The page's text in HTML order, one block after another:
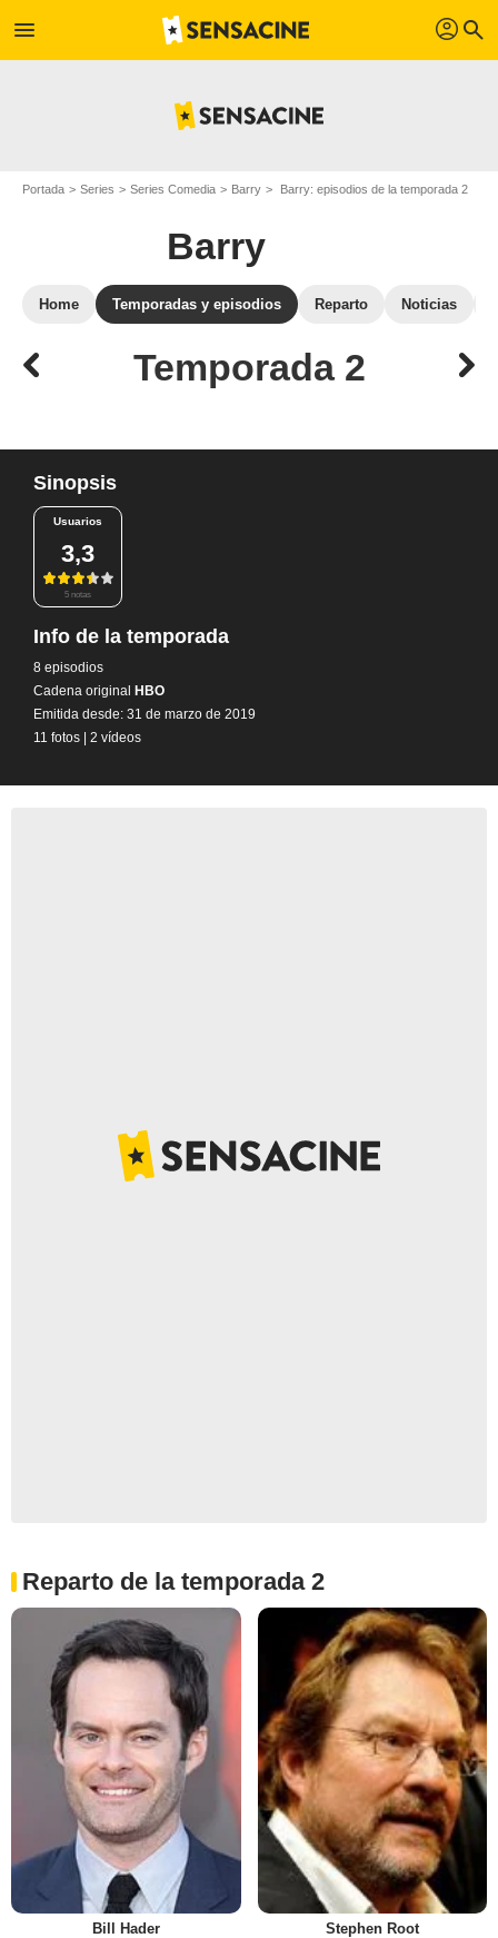
menu profil search
Portada Series Series Comedia Barry Barry: episodios de la temporada 2
Barry
Home Temporadas y episodios Reparto Noticias
Temporada 2
Sinopsis
Usuarios
3,3
5 notas
Info de la temporada
8 episodios
Cadena original HBO
Emitida desde: 31 de marzo de 2019
11 fotos | 2 vídeos
Reparto de la temporada 2
Bill Hader Stephen Root